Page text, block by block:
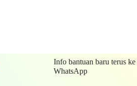
Info bantuan baru terus ke
WhatsApp